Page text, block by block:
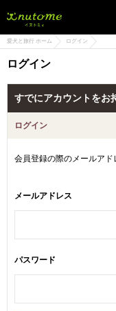
愛犬と旅行 ホーム ログイン
ログイン
すでにアカウントをお
ログイン
会員登録の際のメールアド
メールアドレス
パスワード